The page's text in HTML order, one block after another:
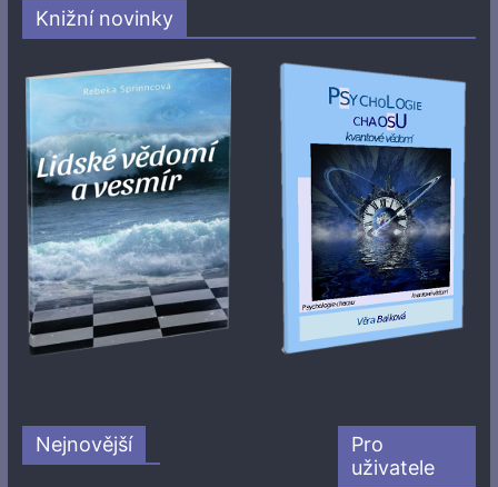
Knižní novinky
Nejnovější
Pro
uživatele